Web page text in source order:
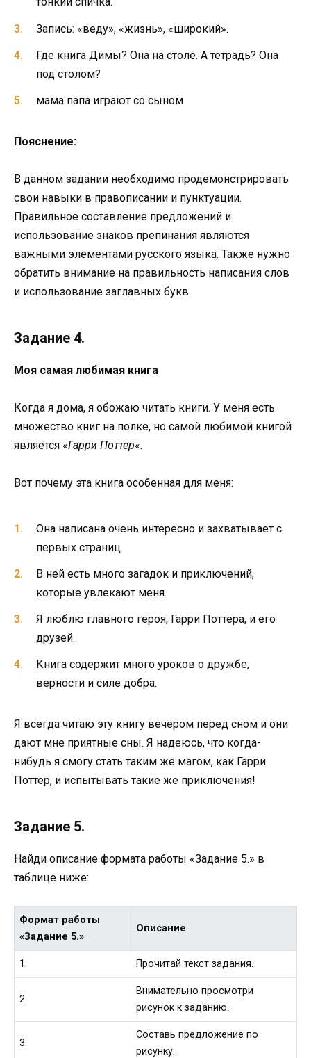
Запись: «веду», «жизнь», «широкий».
Где книга Димы? Она на столе. А тетрадь? Она
под столом?
мама папа играют со сыном
Пояснение:
В данном задании необходимо продемонстрировать
свои навыки в правописании и пунктуации.
Правильное составление предложений и
использование знаков препинания являются
важными элементами русского языка. Также нужно
обратить внимание на правильность написания слов
и использование заглавных букв.
Задание 4.
Моя самая любимая книга
Когда я дома, я обожаю читать книги. У меня есть
множество книг на полке, но самой любимой книгой
является «Гарри Поттер«.
Вот почему эта книга особенная для меня:
Она написана очень интересно и захватывает с
первых страниц.
В ней есть много загадок и приключений,
которые увлекают меня.
Я люблю главного героя, Гарри Поттера, и его
друзей.
Книга содержит много уроков о дружбе,
верности и силе добра.
Я всегда читаю эту книгу вечером перед сном и они
дают мне приятные сны. Я надеюсь, что когда-
нибудь я смогу стать таким же магом, как Гарри
Поттер, и испытывать такие же приключения!
Задание 5.
Найди описание формата работы «Задание 5.» в
таблице ниже:
Формат работы
«Задание 5.»
Описание
1. Прочитай текст задания.
2.
Внимательно просмотри
рисунок к заданию.
3.
Составь предложение по
рисунку.